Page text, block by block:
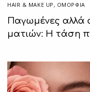
HAIR & MAKE UP , ΟΜΟΡΦΙΑ
Παγωμένες αλλά
ματιών: Η τάση